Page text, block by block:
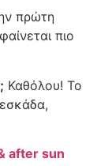
πρώτη
πιο
Καθόλου! Το
after sun